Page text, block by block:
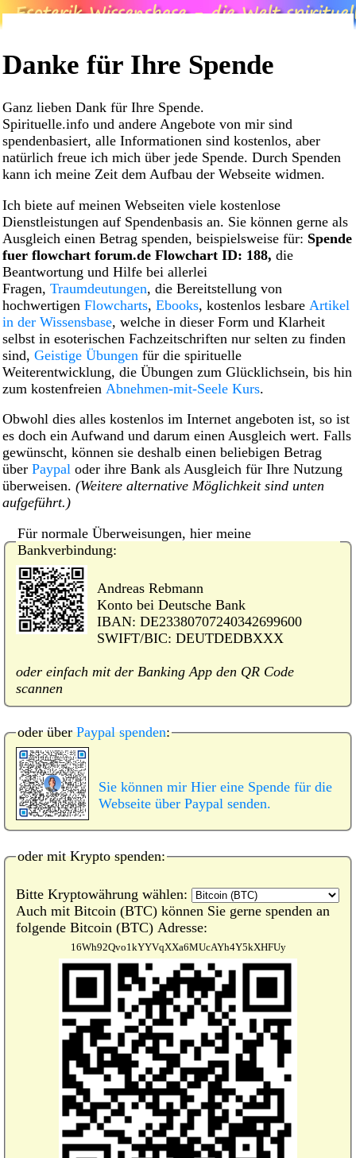
Danke für Ihre Spende
Ganz lieben Dank für Ihre Spende.
Spirituelle.info und andere Angebote von mir sind
spendenbasiert, alle Informationen sind kostenlos, aber
natürlich freue ich mich über jede Spende. Durch Spenden
kann ich meine Zeit dem Aufbau der Webseite widmen.
Ich biete auf meinen Webseiten viele kostenlose
Dienstleistungen auf Spendenbasis an. Sie können gerne als
Ausgleich einen Betrag spenden, beispielsweise für: Spende
fuer flowchart forum.de Flowchart ID: 188, die
Beantwortung und Hilfe bei allerlei
Fragen, Traumdeutungen, die Bereitstellung von
hochwertigen Flowcharts, Ebooks, kostenlos lesbare Artikel
in der Wissensbase, welche in dieser Form und Klarheit
selbst in esoterischen Fachzeitschriften nur selten zu finden
sind, Geistige Übungen für die spirituelle
Weiterentwicklung, die Übungen zum Glücklichsein, bis hin
zum kostenfreien Abnehmen-mit-Seele Kurs.
Obwohl dies alles kostenlos im Internet angeboten ist, so ist
es doch ein Aufwand und darum einen Ausgleich wert. Falls
gewünscht, können sie deshalb einen beliebigen Betrag
über Paypal oder ihre Bank als Ausgleich für Ihre Nutzung
überweisen. (Weitere alternative Möglichkeit sind unten
aufgeführt.)
Für normale Überweisungen, hier meine
Bankverbindung:
Andreas Rebmann
Konto bei Deutsche Bank
IBAN: DE23380707240342699600
SWIFT/BIC: DEUTDEDBXXX
oder einfach mit der Banking App den QR Code
scannen
oder überPaypal spenden:
Sie können mir Hier eine Spende für die
Webseite über Paypal senden.
oder mit Krypto spenden:
Bitte Kryptowährung wählen:
Auch mit Bitcoin (BTC) können Sie gerne spenden an
folgende Bitcoin (BTC) Adresse:
16Wh92Qvo1kYYVqXXa6MUcAYh4Y5kXHFUy